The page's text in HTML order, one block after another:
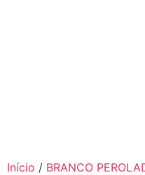
Início / BRANCO